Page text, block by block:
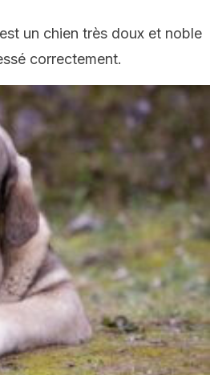
un chien très doux et noble
correctement.